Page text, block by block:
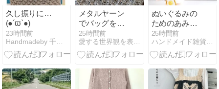
久し振りに…
(●´ϖ`●)
23時間前
Handmadeby 千賀ちゃん
メタルヤーン
でバッグを編
んでます
25時間前
愛する世界観を表現しています
ぬいぐるみの
ためのあみぐ
るみ目玉焼き
オープンサン
ドのバッグ
25時間前
ハンドメイド雑貨制作のalphadorn(アルファドーン)…